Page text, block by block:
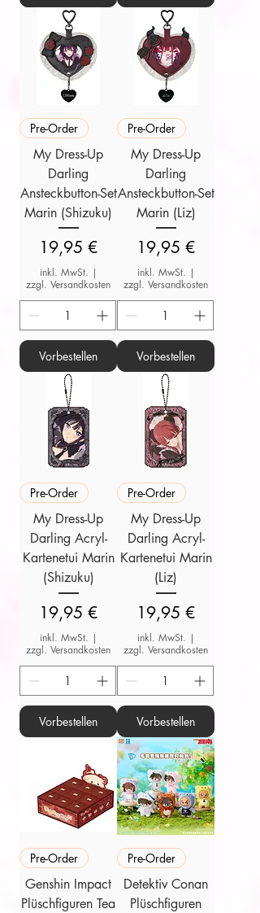
Pre-Order
My Dress-Up
Darling
Ansteckbutton-Set
Marin (Shizuku)
Preis
19,95 €
inkl. MwSt. |
zzgl. Versandkosten
Vorbestellen
Pre-Order
My Dress-Up
Darling
Ansteckbutton-Set
Marin (Liz)
Preis
19,95 €
inkl. MwSt. |
zzgl. Versandkosten
Vorbestellen
Pre-Order
My Dress-Up
Darling Acryl-
Kartenetui Marin
(Shizuku)
Preis
19,95 €
inkl. MwSt. |
zzgl. Versandkosten
Vorbestellen
Pre-Order
My Dress-Up
Darling Acryl-
Kartenetui Marin
(Liz)
Preis
19,95 €
inkl. MwSt. |
zzgl. Versandkosten
Vorbestellen
Pre-Order
Genshin Impact
Plüschfiguren Tea
Pre-Order
Detektiv Conan
Plüschfiguren